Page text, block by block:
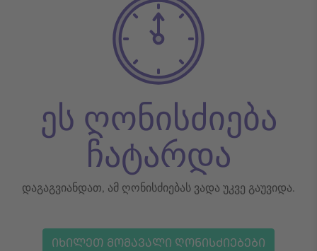
ეს ღონისძიება
ჩატარდა
დაგაგვიანდათ, ამ ღონისძიებას ვადა უკვე გაუვიდა.
ᲘᲮᲘᲚᲔᲗ ᲛᲝᲛᲐᲕᲐᲚᲘ ᲦᲝᲜᲘᲡᲫᲘᲔᲑᲔᲑᲘ